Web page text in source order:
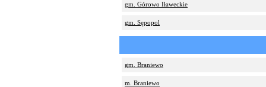
gm. Górowo Iławeckie
gm. Sępopol
gm. Braniewo
m. Braniewo